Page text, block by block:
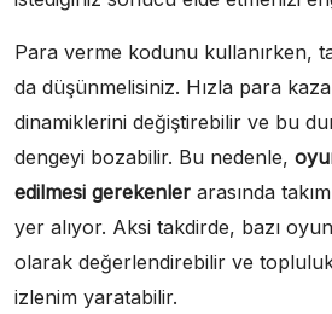
Para verme kodunu kullanırken,
da düşünmelisiniz. Hızla para
dinamiklerini değiştirebilir ve bu
dengeyi bozabilir. Bu nedenle,
edilmesi gerekenler arasında
yer alıyor. Aksi takdirde, bazı
olarak değerlendirebilir ve
izlenim yaratabilir.